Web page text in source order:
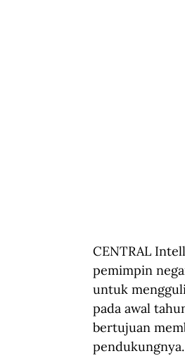
CENTRAL
pemimpin
untuk
pada awal
bertujuan